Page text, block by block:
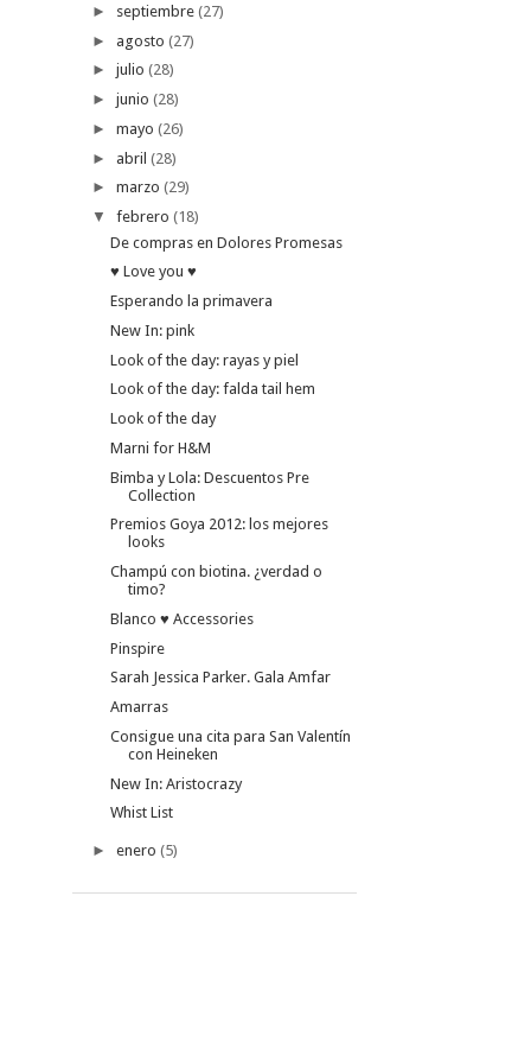
► septiembre (27)
► agosto (27)
► julio (28)
► junio (28)
► mayo (26)
► abril (28)
► marzo (29)
▼ febrero (18)
De compras en Dolores Promesas
♥ Love you ♥
Esperando la primavera
New In: pink
Look of the day: rayas y piel
Look of the day: falda tail hem
Look of the day
Marni for H&M
Bimba y Lola: Descuentos Pre
Collection
Premios Goya 2012: los mejores
looks
Champú con biotina. ¿verdad o
timo?
Blanco ♥ Accessories
Pinspire
Sarah Jessica Parker. Gala Amfar
Amarras
Consigue una cita para San Valentín
con Heineken
New In: Aristocrazy
Whist List
► enero (5)